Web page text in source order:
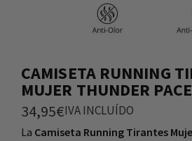
CAMISETA RUNNING
MUJER THUNDER PACE
34,95€IVA INCLUÍDO
La Camiseta Running Tirantes